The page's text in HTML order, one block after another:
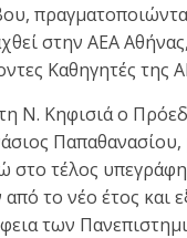
στην ΑΕΑ
Καθηγητές της
Ν. Κηφισιά ο
στο τέλος
το νέο έτος και
των